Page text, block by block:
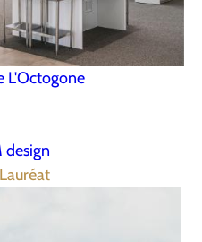
L'Octogone
design